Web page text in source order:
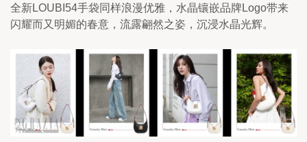
全新LOUBI54手袋同样浪漫优雅，水晶镶嵌品牌Logo带来
闪耀而又明媚的春意，流露翩然之姿，沉浸水晶光辉。